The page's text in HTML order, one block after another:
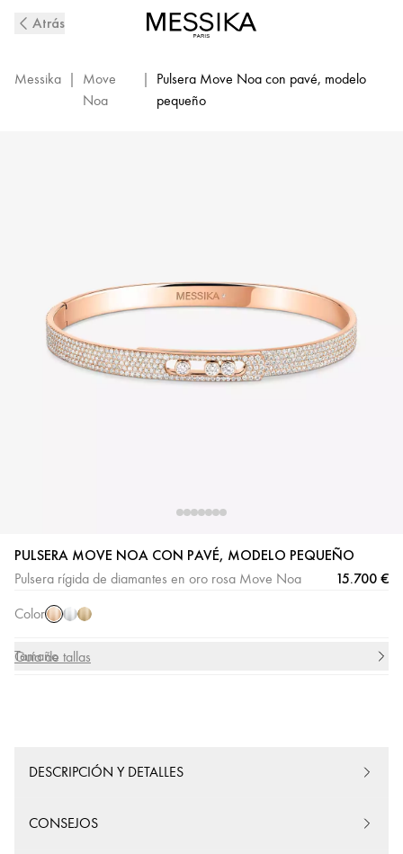
rígida
diamantes
Atrás
Messika |
Move
Noa
|
Pulsera Move Noa con pavé, modelo
pequeño
PULSERA MOVE NOA CON PAVÉ, MODELO PEQUEÑO
Pulsera rígida de diamantes en oro rosa Move Noa 15.700 €
Color
rosa
Oro
blanco
Oro
amarillo
Guía de tallas
Tamaño
DESCRIPCIÓN Y DETALLES
CONSEJOS